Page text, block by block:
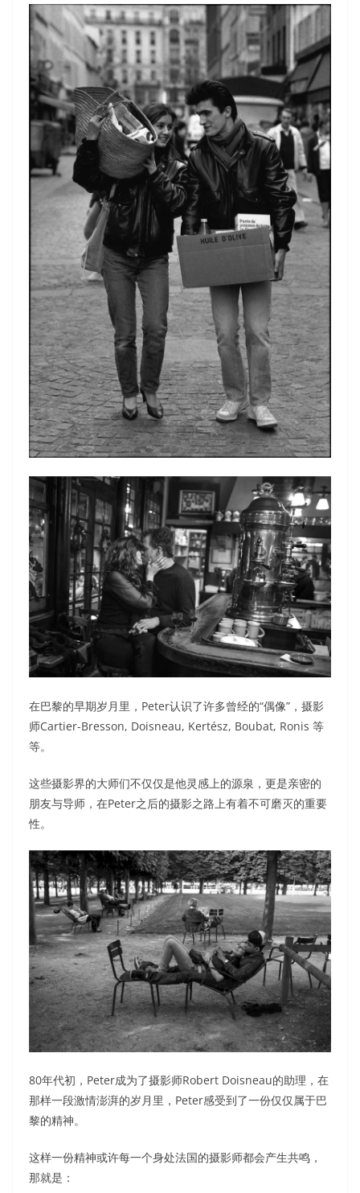
在巴黎的早期岁月里，Peter认识了许多曾经的“偶像”，摄影
师Cartier-Bresson, Doisneau, Kertész, Boubat, Ronis 等
等。
这些摄影界的大师们不仅仅是他灵感上的源泉，更是亲密的
朋友与导师，在Peter之后的摄影之路上有着不可磨灭的重要
性。
80年代初，Peter成为了摄影师Robert Doisneau的助理，在
那样一段激情澎湃的岁月里，Peter感受到了一份仅仅属于巴
黎的精神。
这样一份精神或许每一个身处法国的摄影师都会产生共鸣，
那就是：